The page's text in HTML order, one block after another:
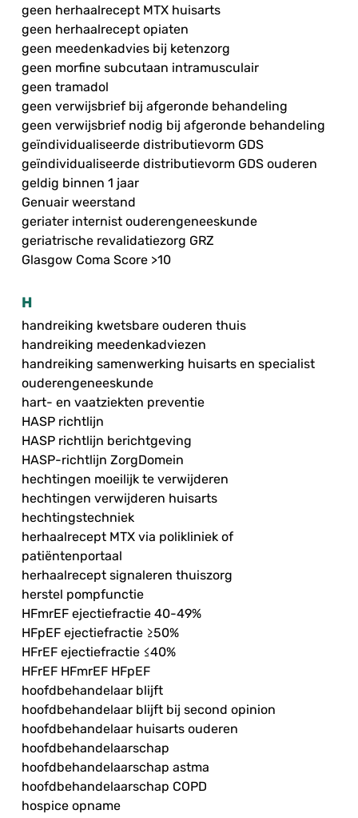
geen herhaalrecept MTX huisarts
geen herhaalrecept opiaten
geen meedenkadvies bij ketenzorg
geen morfine subcutaan intramusculair
geen tramadol
geen verwijsbrief bij afgeronde behandeling
geen verwijsbrief nodig bij afgeronde behandeling
geïndividualiseerde distributievorm GDS
geïndividualiseerde distributievorm GDS ouderen
geldig binnen 1 jaar
Genuair weerstand
geriater internist ouderengeneeskunde
geriatrische revalidatiezorg GRZ
Glasgow Coma Score >10
H
handreiking kwetsbare ouderen thuis
handreiking meedenkadviezen
handreiking samenwerking huisarts en specialist
ouderengeneeskunde
hart- en vaatziekten preventie
HASP richtlijn
HASP richtlijn berichtgeving
HASP-richtlijn ZorgDomein
hechtingen moeilijk te verwijderen
hechtingen verwijderen huisarts
hechtingstechniek
herhaalrecept MTX via polikliniek of
patiëntenportaal
herhaalrecept signaleren thuiszorg
herstel pompfunctie
HFmrEF ejectiefractie 40-49%
HFpEF ejectiefractie ≥50%
HFrEF ejectiefractie ≤40%
HFrEF HFmrEF HFpEF
hoofdbehandelaar blijft
hoofdbehandelaar blijft bij second opinion
hoofdbehandelaar huisarts ouderen
hoofdbehandelaarschap
hoofdbehandelaarschap astma
hoofdbehandelaarschap COPD
hospice opname